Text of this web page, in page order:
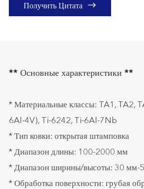
Получить Цитата 
** Основные характеристики **
* Материальные классы: TA1, TA2,
6Al-4V), Ti-6242, Ti-6Al-7Nb
* Тип ковки: открытая штамповка
* Диапазон длины: 100-2000 мм
* Диапазон ширины/высоты: 30 мм-
* Обработка поверхности: грубая